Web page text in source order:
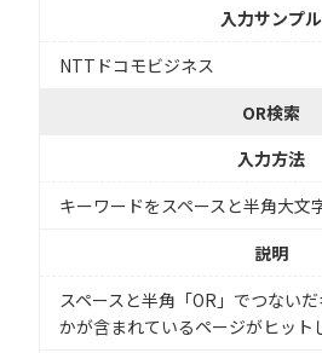
入力サンプル
NTTドコモビジネス
OR検索
入力方法
キーワードをスペースと半角大文
説明
スペースと半角「OR」でつない
かが含まれているページがヒット